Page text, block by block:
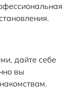
дайте себе
вы